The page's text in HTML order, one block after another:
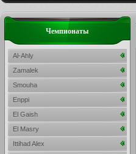
Чемпионаты
Al-Ahly
Zamalek
Smouha
Enppi
El Gaish
El Masry
Ittihad Alex